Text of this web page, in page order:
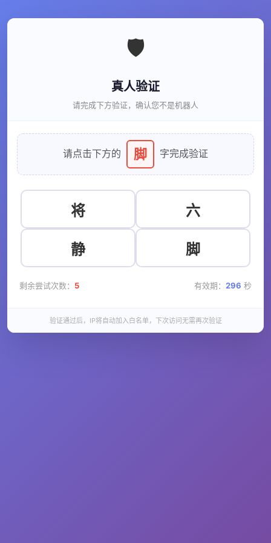
🛡️
真人验证
请完成下方验证，确认您不是机器人
请点击下方的 脚 字完成验证
将 六
静 脚
剩余尝试次数： 5 有效期： 296 秒
验证通过后，IP将自动加入白名单，下次访问无需再次验证